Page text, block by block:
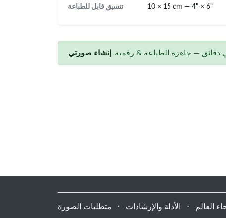
تنسيق قابل للطباعة 10 × 15 cm — 4" × 6"
— جاهزة للطباعة & رقمية.
متطلبات الصورة ⋅ الأدلة والإرشادات ⋅ العالم